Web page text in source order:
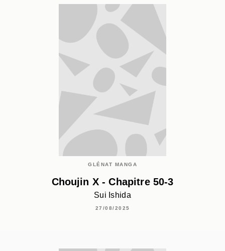
GLÉNAT MANGA
Choujin X - Chapitre 50-3
Sui Ishida
27/08/2025